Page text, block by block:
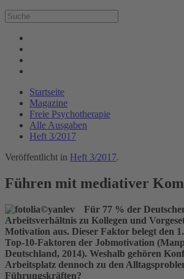
Startseite
Magazine
Freie Psychotherapie
Alle Ausgaben
Heft 3/2017
Veröffentlicht in Heft 3/2017.
Führen mit mediativer
Für 77 % der
Arbeitsverhältnis zu Kollegen und
Motivation aus. Dieser Faktor belegt den
Top-10-Faktoren der Jobmotivation
Deutschland, 2014). Weshalb gehören
Arbeitsplatz dennoch zu den
Führungskräften?